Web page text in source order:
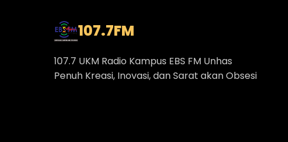
107.7FM
107.7 UKM Radio Kampus EBS FM Unhas
Penuh Kreasi, Inovasi, dan Sarat akan Obsesi